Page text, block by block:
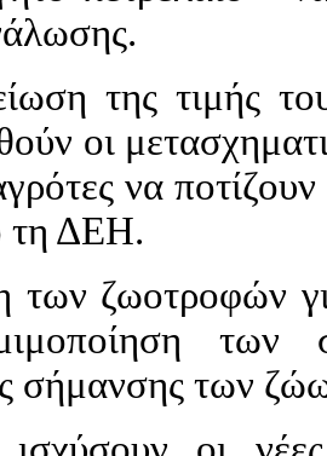
της τιμής
οι
να
τη ΔΕΗ.
των ζωοτροφών
των
σήμανσης των